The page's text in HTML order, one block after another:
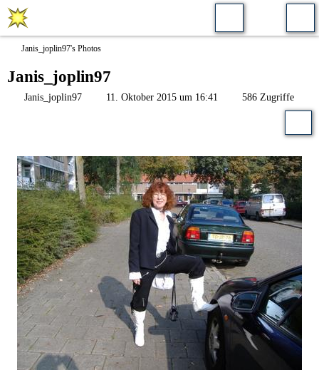
Janis_joplin97's Photos
Janis_joplin97
Janis_joplin97 11. Oktober 2015 um 16:41 586 Zugriffe